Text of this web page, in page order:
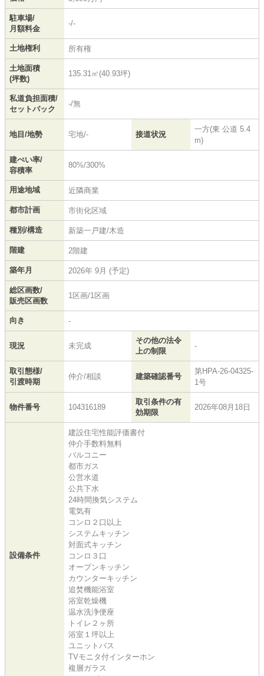
駐車場/
月額料金
-/-
土地権利 所有権
土地面積
(坪数)
135.31㎡(40.93坪)
私道負担面積/
セットバック
-/無
地目/地勢 宅地/- 接道状況
一方(東 公道 5.4
m)
建ぺい率/
容積率
80%/300%
用途地域 近隣商業
都市計画 市街化区域
種別/構造 新築一戸建/木造
階建 2階建
築年月 2026年 9月 (予定)
総区画数/
販売区画数
1区画/1区画
向き -
現況 未完成
その他の法令
上の制限
-
取引態様/
引渡時期
仲介/相談 建築確認番号
第HPA-26-04325-
1号
物件番号 104316189
取引条件の有
効期限
2026年08月18日
設備条件
建設住宅性能評価書付
仲介手数料無料
バルコニー
都市ガス
公営水道
公共下水
24時間換気システム
電気有
コンロ２口以上
システムキッチン
対面式キッチン
コンロ３口
オープンキッチン
カウンターキッチン
追焚機能浴室
浴室乾燥機
温水洗浄便座
トイレ２ヶ所
浴室１坪以上
ユニットバス
TVモニタ付インターホン
複層ガラス